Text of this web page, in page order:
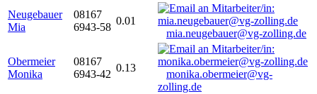
Neugebauer
Mia
08167
6943-58
0.01
mia.neugebauer@vg-zolling.de
Obermeier
Monika
08167
6943-42
0.13
monika.obermeier@vg-
zolling.de